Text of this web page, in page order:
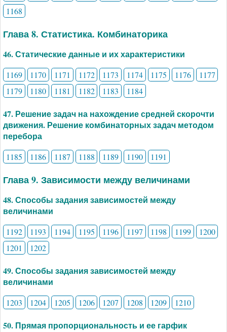
1168
Глава 8. Статистика. Комбинаторика
46. Статические данные и их характеристики
1169 1170 1171 1172 1173 1174 1175 1176
1177
1179
1180 1181 1182 1183 1184
47. Решение задач на нахождение средней скорочти
движения. Решение комбинаторных задач методом
перебора
1185 1186 1187 1188 1189 1190 1191
Глава 9. Зависимости между величинами
48. Способы задания зависимостей между
величинами
1192 1193 1194 1195 1196 1197 1198 1199
1200
1201
1202
49. Способы задания зависимостей между
величинами
1203 1204 1205 1206 1207 1208 1209 1210
50. Прямая пропорциональность и ее гарфик